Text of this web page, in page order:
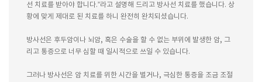
선 치료를 받아야 합니다.”라고 설명해 드리고 방사선 치료를 했습니다. 상
황에 맞게 제대로 된 치료를 하니 완전히 완치되셨습니다.
방사선은 후두암이나 뇌암, 혹은 수술을 할 수 없는 부위에 발생한 암, 그
리고 통증으로 너무 심할 때 일시적으로 쓰일 수 있습니다.
그러나 방사선은 암 치료를 위한 시간을 벌거나, 극심한 통증을 조금 조절